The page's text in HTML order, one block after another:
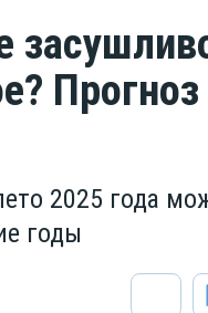
Прогноз
2025 года
годы